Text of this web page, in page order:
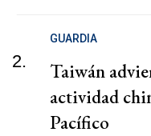
2.
GUARDIA
Taiwán
actividad
Pacífico